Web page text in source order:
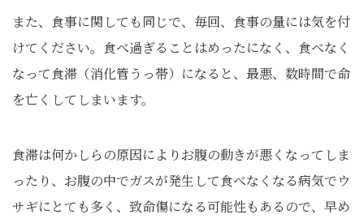
また、食事に関しても同じで、毎回、食事の量には気を付
けてください。食べ過ぎることはめったになく、食べなく
なって食滞（消化管うっ帯）になると、最悪、数時間で命
を亡くしてしまいます。
食滞は何かしらの原因によりお腹の動きが悪くなってしま
ったり、お腹の中でガスが発生して食べなくなる病気でウ
サギにとても多く、致命傷になる可能性もあるので、早め